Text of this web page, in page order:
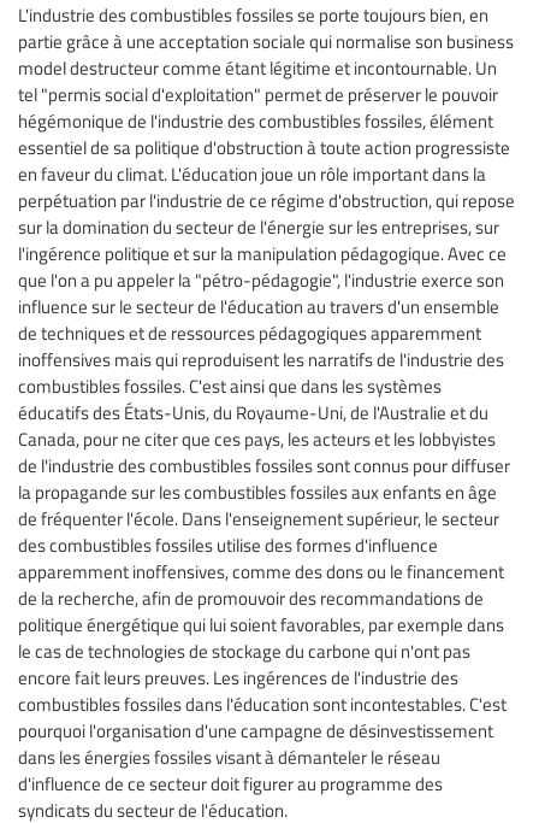
L'industrie des combustibles fossiles se porte toujours bien, en
partie grâce à une acceptation sociale qui normalise son business
model destructeur comme étant légitime et incontournable. Un
tel "permis social d'exploitation" permet de préserver le pouvoir
hégémonique de l'industrie des combustibles fossiles, élément
essentiel de sa politique d'obstruction à toute action progressiste
en faveur du climat. L'éducation joue un rôle important dans la
perpétuation par l'industrie de ce régime d'obstruction, qui repose
sur la domination du secteur de l'énergie sur les entreprises, sur
l'ingérence politique et sur la manipulation pédagogique. Avec ce
que l'on a pu appeler la "pétro-pédagogie", l'industrie exerce son
influence sur le secteur de l'éducation au travers d'un ensemble
de techniques et de ressources pédagogiques apparemment
inoffensives mais qui reproduisent les narratifs de l'industrie des
combustibles fossiles. C'est ainsi que dans les systèmes
éducatifs des États-Unis, du Royaume-Uni, de l'Australie et du
Canada, pour ne citer que ces pays, les acteurs et les lobbyistes
de l'industrie des combustibles fossiles sont connus pour diffuser
la propagande sur les combustibles fossiles aux enfants en âge
de fréquenter l'école. Dans l'enseignement supérieur, le secteur
des combustibles fossiles utilise des formes d'influence
apparemment inoffensives, comme des dons ou le financement
de la recherche, afin de promouvoir des recommandations de
politique énergétique qui lui soient favorables, par exemple dans
le cas de technologies de stockage du carbone qui n'ont pas
encore fait leurs preuves. Les ingérences de l'industrie des
combustibles fossiles dans l'éducation sont incontestables. C'est
pourquoi l'organisation d'une campagne de désinvestissement
dans les énergies fossiles visant à démanteler le réseau
d'influence de ce secteur doit figurer au programme des
syndicats du secteur de l'éducation.